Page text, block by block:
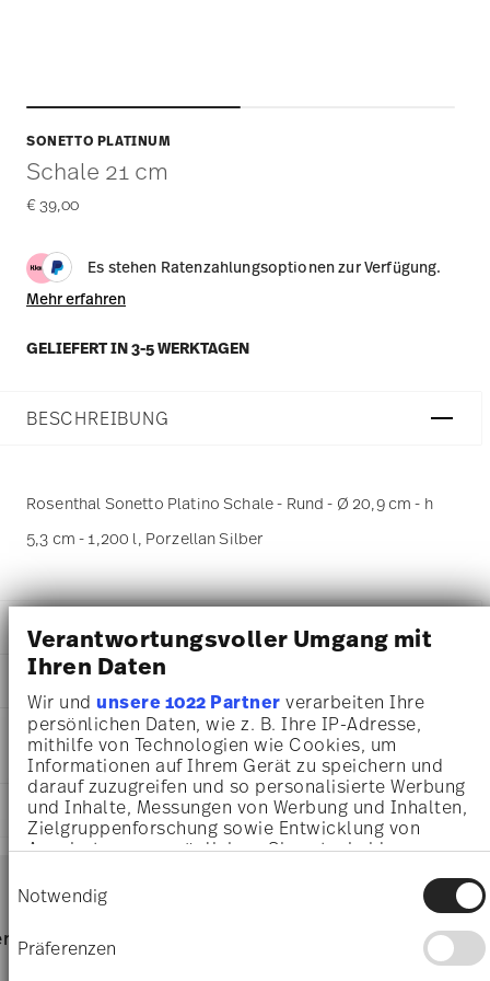
Verantwortungsvoller Umgang mit
Ihren Daten
Wir undunsere 1022 Partner verarbeiten Ihre
persönlichen Daten, wie z. B. Ihre IP-Adresse,
mithilfe von Technologien wie Cookies, um
Informationen auf Ihrem Gerät zu speichern und
darauf zuzugreifen und so personalisierte Werbung
und Inhalte, Messungen von Werbung und Inhalten,
Zielgruppenforschung sowie Entwicklung von
Angeboten zu ermöglichen. Sie entscheiden
Sie können Ihre Einwilligung jederzeit über die
Cookie-Erklärung oder durch Klicken auf das
Privacy Trigger Symbol ändern oder widerrufen
Notwendig
Präferenzen
SONETTO PLATINUM
Schale 21 cm
€ 39,00
Es stehen Ratenzahlungsoptionen zur Verfügung.
Mehr erfahren
GELIEFERT IN 3-5 WERKTAGEN
BESCHREIBUNG
Rosenthal Sonetto Platino Schale - Rund - Ø 20,9 cm - h
5,3 cm - 1,200 l, Porzellan Silber
DETAILS
Rosenthal
Platino
Porzellan
Platinum
10600-405234-15221
4012438594453
DE
2026
MAßE
20,90 cm
20,90 cm
20,90 cm
5,30 cm
1.20 l
650 gr
130 gr
PFLEGE- UND
SICHERHEITSINFORMATIONEN
Lebensmittelkontakt sicher
LIEFERUNG UND RÜCKSENDUNG